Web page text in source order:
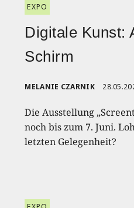
EXPO
Digitale Kunst:
Schirm
MELANIE CZARNIK
Die Ausstellung
noch bis zum 7. Juni.
letzten Gelegenheit?